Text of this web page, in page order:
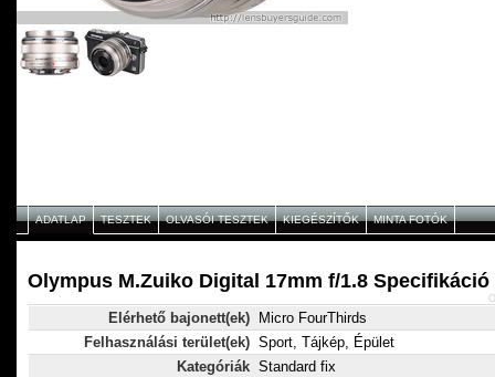
ADATLAP TESZTEK OLVASÓI TESZTEK KIEGÉSZÍTŐK MINTA FOTÓK
Olympus M.Zuiko Digital 17mm f/1.8 Specifikáció
Elérhető bajonett(ek)
Micro FourThirds
Felhasználási terület(ek) Sport, Tájkép, Épület
Kategóriák Standard fix